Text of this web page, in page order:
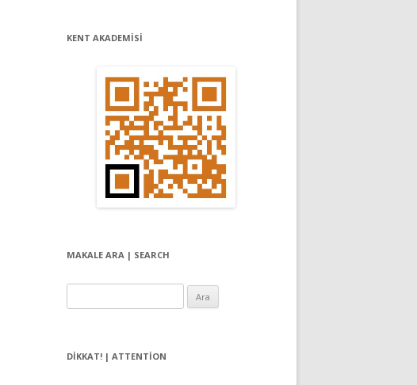
KENT AKADEMİSİ
MAKALE ARA | SEARCH
DIKKAT! | ATTENTION